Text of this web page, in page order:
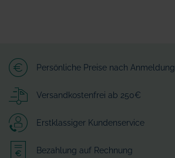
Persönliche Preise nach Anmeldung
Versandkostenfrei ab 250€
Erstklassiger Kundenservice
Bezahlung auf Rechnung